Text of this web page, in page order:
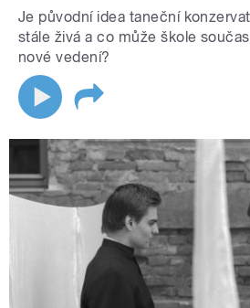
Je původní idea taneční
stále živá a co může škole
nové vedení?